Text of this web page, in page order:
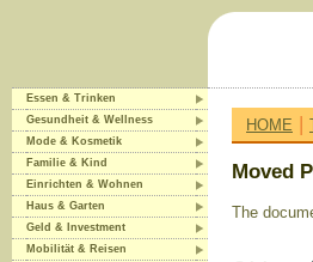
Essen & Trinken
Gesundheit & Wellness
Mode & Kosmetik
Familie & Kind
Einrichten & Wohnen
Haus & Garten
Geld & Investment
Mobilität & Reisen
HOME |
Moved
The